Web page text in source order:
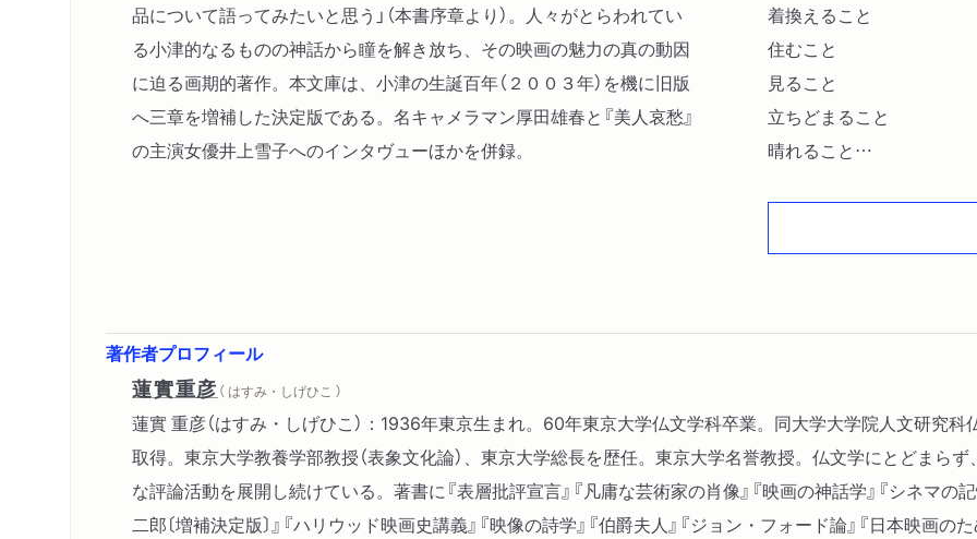
品について語ってみたいと思う」（本書序章より）。人々がとらわれてい
る小津的なるものの神話から瞳を解き放ち、その映画の魅力の真の動因
に迫る画期的著作。本文庫は、小津の生誕百年（２００３年）を機に旧版
へ三章を増補した決定版である。名キャメラマン厚田雄春と『美人哀愁』
の主演女優井上雪子へのインタヴューほかを併録。
着換えること
住むこと
見ること
立ちどまること
晴れること
驚くこと
著作者プロフィール
蓮實重彦 （ はすみ・しげひこ ）
蓮實 重彦（はすみ・しげひこ）：1936年東京生まれ。60年東京大学仏文学科卒業。同大学大学院人文研究
取得。東京大学教養学部教授（表象文化論）、東京大学総長を歴任。東京大学名誉教授。仏文学にとどまら
な評論活動を展開し続けている。著書に『表層批評宣言』『凡庸な芸術家の肖像』『映画の神話学』『シネマの
二郎〔増補決定版〕』『ハリウッド映画史講義』『映像の詩学』『伯爵夫人』『ジョン・フォード論』『日本映画のた